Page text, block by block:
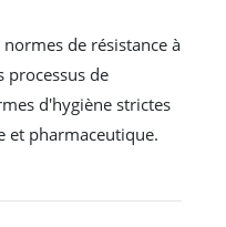
de résistance à
processus de
d'hygiène strictes
et pharmaceutique.